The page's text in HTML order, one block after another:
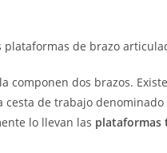
plataformas de brazo
componen dos brazos.
de trabajo
lo llevan las plataformas